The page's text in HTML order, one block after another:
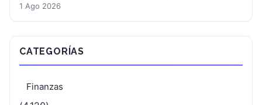
1 Ago 2026
CATEGORÍAS
Finanzas